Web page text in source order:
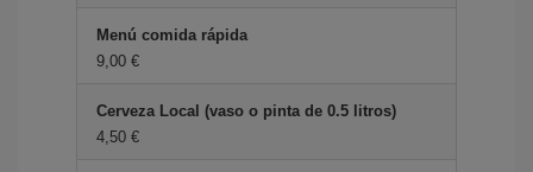
Menú comida rápida
9,00 €
Cerveza Local (vaso o pinta de 0.5 litros)
4,50 €